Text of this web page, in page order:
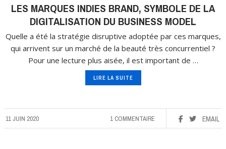
LES MARQUES INDIES BRAND, SYMBOLE DE LA
DIGITALISATION DU BUSINESS MODEL
Quelle a été la stratégie disruptive adoptée par ces marques,
qui arrivent sur un marché de la beauté très concurrentiel ?
Pour une lecture plus aisée, il est important de …
LIRE LA SUITE
11 JUIN 2020 EMAIL
1 COMMENTAIRE